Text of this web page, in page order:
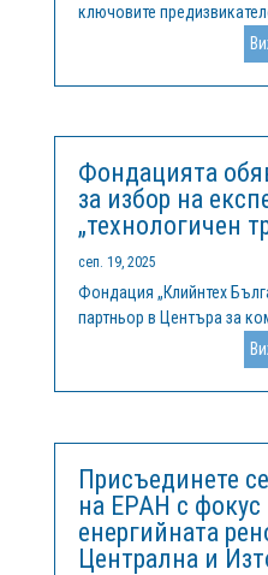
ключовите
Европа в стремежа ѝ към
конкурентоспособност и
сърцевината на тази
институции...
Фондацията
за избор на
„технологичен
сеп. 19, 2025
Фондация „Клийнтех
партньор в Центъра за
технологии за устойчива
отпадъци, енергия за
финансиран по Програма
Присъединете
на EPAH с фокус
енергийната
Централна и